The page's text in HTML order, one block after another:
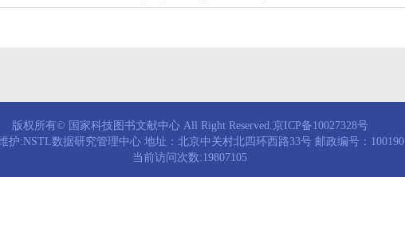
版权所有© 国家科技图书文献中心 All Right Reserved.京ICP备10027328号
护:NSTL数据研究管理中心 地址：北京中关村北四环西路33号 邮政编号：100190
当前访问次数:19807105